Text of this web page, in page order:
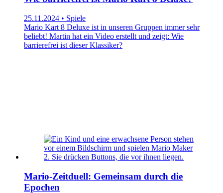
25.11.2024 • Spiele
Mario Kart 8 Deluxe ist in unseren Gruppen immer sehr
beliebt! Martin hat ein Video erstellt und zeigt: Wie
barrierefrei ist dieser Klassiker?
Mario-Zeitduell: Gemeinsam durch die
Epochen